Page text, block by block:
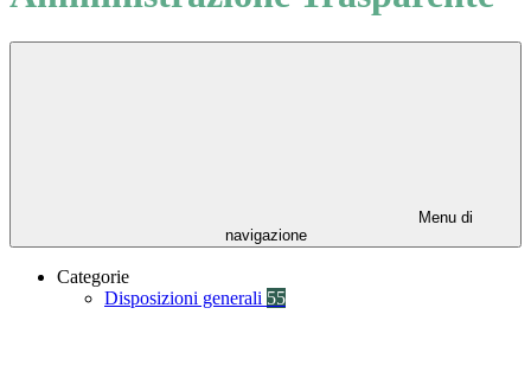
Menu di
navigazione
Categorie
Disposizioni generali 55